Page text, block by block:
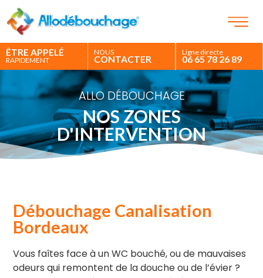
ÊTRE APPELÉ
RAPIDEMENT
NOUS
CONTACTER
Ligne directe
06 65 78 26 89
ALLO DÉBOUCHAGE
NOS ZONES
D'INTERVENTION
Débouchage Canalisation
Bordeaux
Vous faîtes face à un WC bouché, ou de mauvaises
odeurs qui remontent de la douche ou de l’évier ?